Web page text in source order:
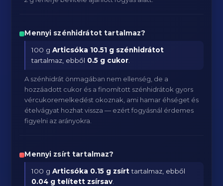
Mennyi szénhidrátot tartalmaz?
100 gArticsóka 10.51 g szénhidrátot
tartalmaz, ebből 0.5 g cukor
A szénhidrát önmagában nem ellenség, de a
hozzáadott cukor és a finomított szénhidrátok gyors
vércukoremelkedést okoznak, ami hamar éhséget és
ételvágyat hozhat vissza — ezért fogyásnál érdemes
figyelni az arányokra.
Mennyi zsírt tartalmaz?
100 gArticsóka 0.15 g zsírttartalmaz, ebből
0.04 g telített zsírsav